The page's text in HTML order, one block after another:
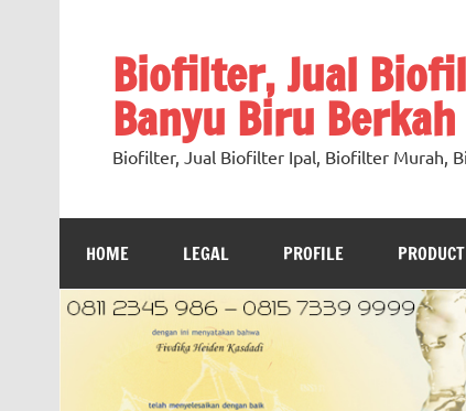
Biofilter, Jual
Banyu Biru
Biofilter, Jual Biofilter Ipal, Biofilter Murah,
HOME LEGAL PROFILE PRODUCT